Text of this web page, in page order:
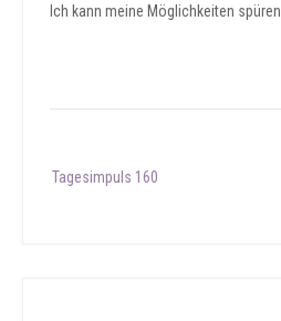
Ich kann meine Möglichkeiten spüren.
navigation
Tagesimpuls 160